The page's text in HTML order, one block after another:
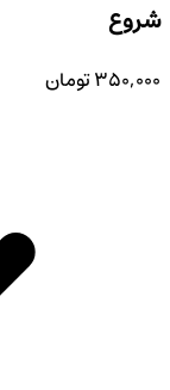
شروع
۳۵۰,۰۰۰تومان